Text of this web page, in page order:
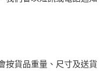
按貨品重量、尺寸及送貨